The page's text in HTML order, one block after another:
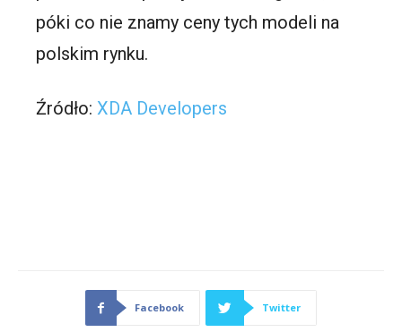
póki co nie znamy ceny tych modeli na
polskim rynku.
Źródło:XDA Developers
Facebook Twitter